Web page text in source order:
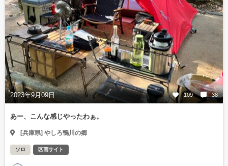
2023年9月09日 109 38
あー、こんな感じやったわぁ。
[兵庫県] やしろ鴨川の郷
ソロ 区画サイト